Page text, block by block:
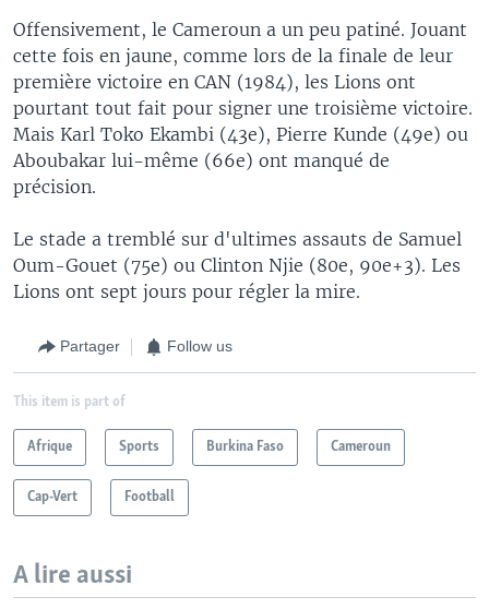
Offensivement, le Cameroun a un peu patiné. Jouant
cette fois en jaune, comme lors de la finale de leur
première victoire en CAN (1984), les Lions ont
pourtant tout fait pour signer une troisième victoire.
Mais Karl Toko Ekambi (43e), Pierre Kunde (49e) ou
Aboubakar lui-même (66e) ont manqué de
précision.
Le stade a tremblé sur d'ultimes assauts de Samuel
Oum-Gouet (75e) ou Clinton Njie (80e, 90e+3). Les
Lions ont sept jours pour régler la mire.
Partager Follow us
This item is part of
Afrique Sports Burkina Faso Cameroun
Cap-Vert Football
A lire aussi